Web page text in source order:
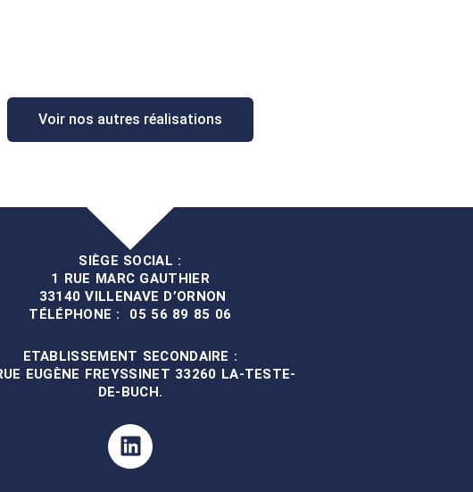
Voir nos autres réalisations
SIÈGE SOCIAL :
1 RUE MARC GAUTHIER
33140 VILLENAVE D’ORNON
TÉLÉPHONE : 05 56 89 85 06
ETABLISSEMENT SECONDAIRE :
EUGÈNE FREYSSINET 33260 LA-TESTE-
DE-BUCH.
Linkedin